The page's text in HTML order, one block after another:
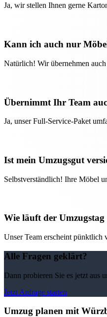
Ja, wir stellen Ihnen gerne
Kann ich auch nur
Natürlich! Wir übernehmen
Übernimmt Ihr Team
Ja, unser Full-Service-Paket
Ist mein Umzugsgut
Selbstverständlich! Ihre Möbel
Wie läuft der Umzugstag
Unser Team erscheint pünktlich
Alle Fragen geklärt?
Dann probieren Sie es jetzt aus
Jetzt Anfrage starten
Umzug planen mit